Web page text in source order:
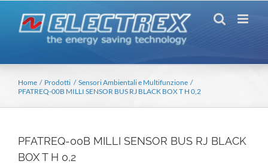
contenuto
Home Prodotti
Sensori Ambientali e Multifunzione
PFATREQ-00B MILLI SENSOR BUS RJ BLACK BOX T H 0,2
PFATREQ-00B MILLI SENSOR BUS RJ BLACK
BOX T H 0,2